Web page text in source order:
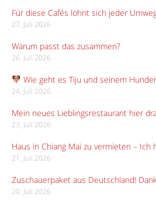
Für diese Cafés lohnt sich jeder
27. Juli 2026
Warum passt das zusammen?
26. Juli 2026
Wie geht es Tiju und seinem
24. Juli 2026
Mein neues Lieblingsrestaurant hier
23. Juli 2026
Haus in Chiang Mai zu vermieten – Ich
21. Juli 2026
Zuschauerpaket aus Deutschland!
20. Juli 2026